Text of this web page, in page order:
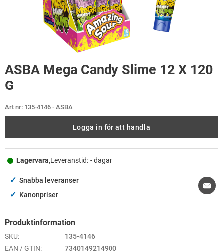
ASBA Mega Candy Slime 12 X 120
G
Art nr: 135-4146 - ASBA
Logga in för att handla
Lagervara,Leveranstid: - dagar
✓ Snabba leveranser
✓ Kanonpriser
Produktinformation
SKU:
135-4146
EAN / GTIN:
7340149214900